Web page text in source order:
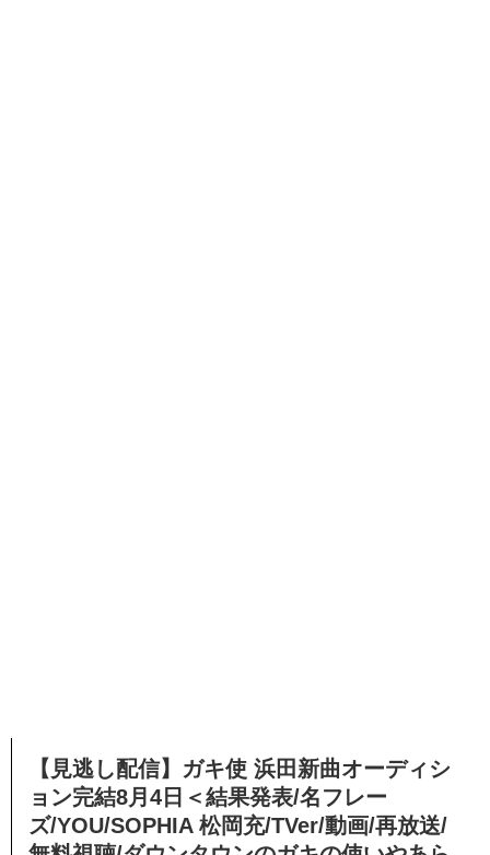
【見逃し配信】ガキ使 浜田新曲オーディシ
ョン完結8月4日＜結果発表/名フレー
ズ/YOU/SOPHIA 松岡充/TVer/動画/再放送/